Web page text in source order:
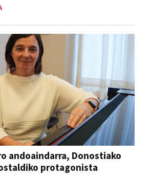
andoaindarra, Donostiako
protagonista